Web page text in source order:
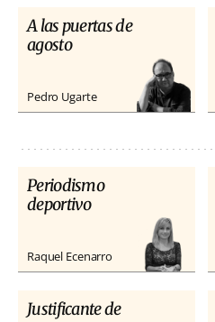
A las puertas de
agosto
Pedro Ugarte
Periodismo
deportivo
Raquel Ecenarro
Justificante de